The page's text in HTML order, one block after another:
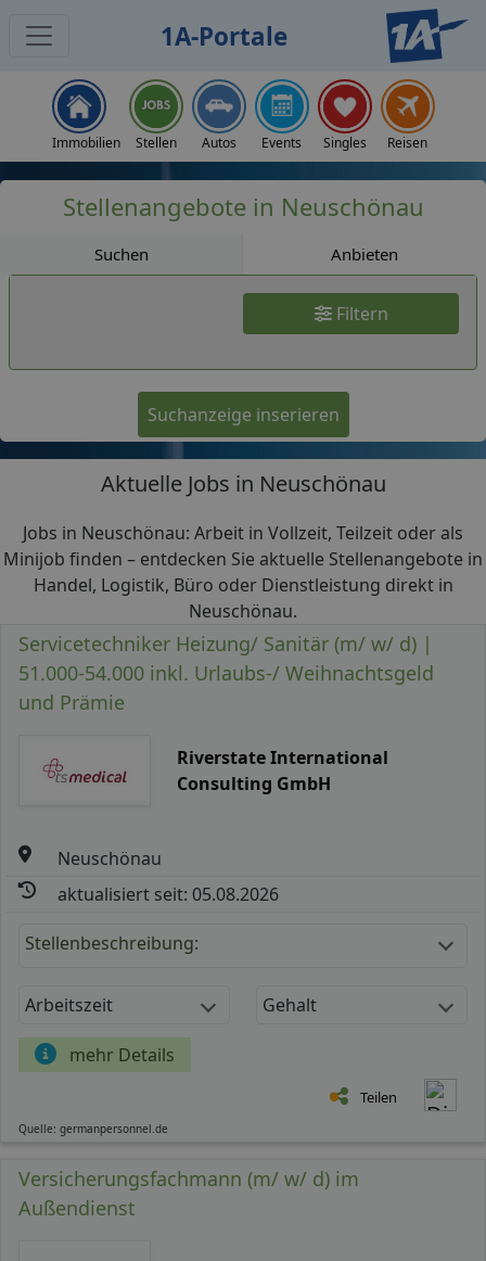
1A-Portale
Immobilien Stellen Autos Events Singles Reisen
Stellenangebote in Neuschönau
Suchen Anbieten
Filtern
Suchanzeige inserieren
Aktuelle Jobs in Neuschönau
Jobs in Neuschönau: Arbeit in Vollzeit, Teilzeit oder als
Minijob finden – entdecken Sie aktuelle Stellenangebote in
Handel, Logistik, Büro oder Dienstleistung direkt in
Neuschönau.
Servicetechniker Heizung/ Sanitär (m/ w/ d) |
51.000-54.000 inkl. Urlaubs-/ Weihnachtsgeld
und Prämie
Riverstate International
Consulting GmbH
Neuschönau
aktualisiert seit: 05.08.2026
Stellenbeschreibung:
Arbeitszeit Gehalt
mehr Details
Teilen
Quelle: germanpersonnel.de
Versicherungsfachmann (m/ w/ d) im
Außendienst